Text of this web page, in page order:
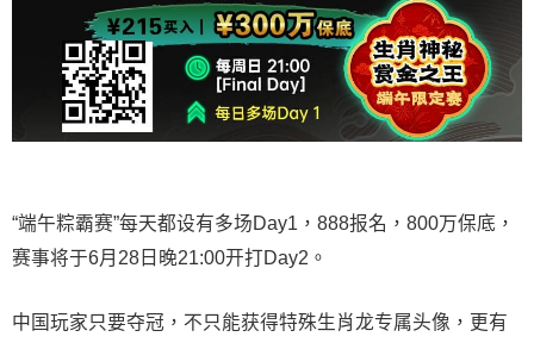
“端午粽霸赛”每天都设有多场Day1，888报名，800万保底，
赛事将于6月28日晚21:00开打Day2。
中国玩家只要夺冠，不只能获得特殊生肖龙专属头像，更有